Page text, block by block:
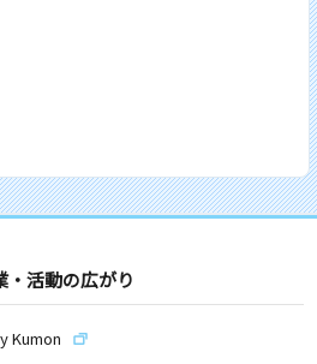
・活動の広がり
Kumon